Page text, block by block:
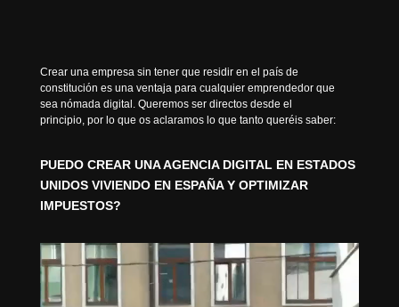
Crear una empresa sin tener que residir en el país de
constitución es una ventaja para cualquier emprendedor que
sea nómada digital. Queremos ser directos desde el
principio, por lo que os aclaramos lo que tanto queréis saber:
PUEDO CREAR UNA AGENCIA DIGITAL EN ESTADOS
UNIDOS VIVIENDO EN ESPAÑA Y OPTIMIZAR
IMPUESTOS?
Reproductor de vídeo